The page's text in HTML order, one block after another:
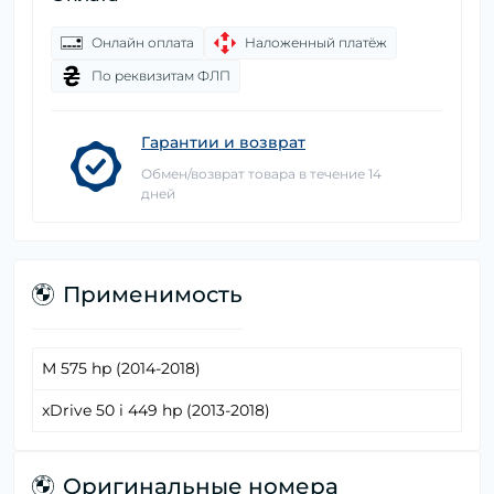
Онлайн оплата
Наложенный платёж
По реквизитам ФЛП
Гарантии и возврат
Обмен/возврат товара в течение 14
дней
Применимость
M 575 hp (2014-2018)
xDrive 50 i 449 hp (2013-2018)
Оригинальные номера